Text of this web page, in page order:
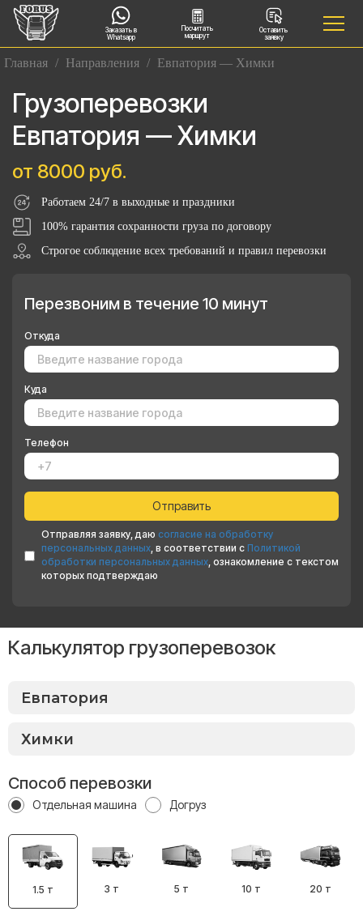
Заказать в
Whatsapp
Посчитать
маршрут
Оставить
заявку
Главная / Направления / Евпатория — Химки
Грузоперевозки
Евпатория — Химки
от 8000 руб.
Работаем 24/7 в выходные и праздники
100% гарантия сохранности груза по договору
Строгое соблюдение всех требований и правил перевозки
Перезвоним в течение 10 минут
Откуда
Куда
Телефон
Отправляя заявку, даю согласие на обработку
персональных данных, в соответствии с Политикой
обработки персональных данных, ознакомление с текстом
которых подтверждаю
Калькулятор грузоперевозок
Способ перевозки
Отдельная машина Догруз
1.5 т 3 т 5 т 10 т 20 т